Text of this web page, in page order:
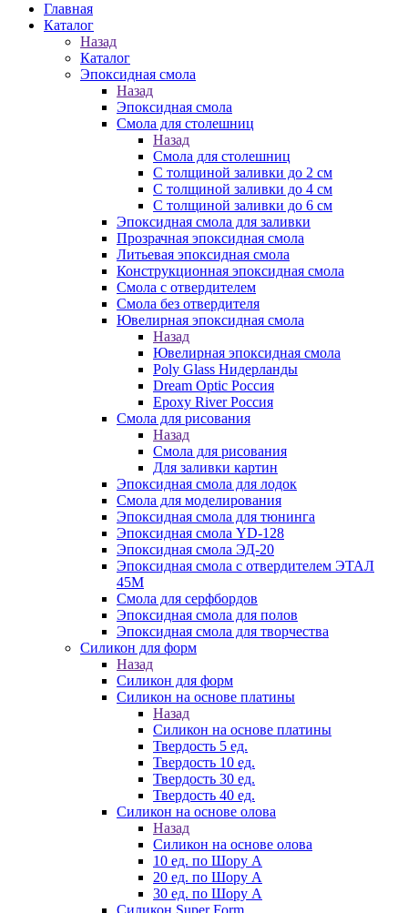
Главная
Каталог
Назад
Каталог
Эпоксидная смола
Назад
Эпоксидная смола
Смола для столешниц
Назад
Смола для столешниц
С толщиной заливки до 2 см
С толщиной заливки до 4 см
С толщиной заливки до 6 см
Эпоксидная смола для заливки
Прозрачная эпоксидная смола
Литьевая эпоксидная смола
Конструкционная эпоксидная смола
Смола с отвердителем
Смола без отвердителя
Ювелирная эпоксидная смола
Назад
Ювелирная эпоксидная смола
Poly Glass Нидерланды
Dream Optic Россия
Epoxy River Россия
Смола для рисования
Назад
Смола для рисования
Для заливки картин
Эпоксидная смола для лодок
Смола для моделирования
Эпоксидная смола для тюнинга
Эпоксидная смола YD-128
Эпоксидная смола ЭД-20
Эпоксидная смола с отвердителем ЭТАЛ
45М
Смола для серфбордов
Эпоксидная смола для полов
Эпоксидная смола для творчества
Силикон для форм
Назад
Силикон для форм
Силикон на основе платины
Назад
Силикон на основе платины
Твердость 5 ед.
Твердость 10 ед.
Твердость 30 ед.
Твердость 40 ед.
Силикон на основе олова
Назад
Силикон на основе олова
10 ед. по Шору А
20 ед. по Шору А
30 ед. по Шору А
Силикон Super Form